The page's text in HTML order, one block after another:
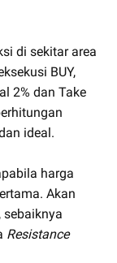
di sekitar area
BUY,
2% dan Take
ideal.
harga
Akan
Resistance